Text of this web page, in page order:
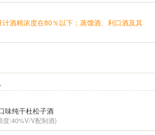
酒精浓度在80％以下；蒸馏酒、利口酒及其
味纯干杜松子酒
度:40%V/V配制酒)